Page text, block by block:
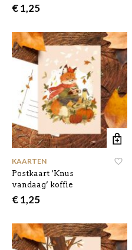
€1,25
KAARTEN
Postkaart ‘Knus
vandaag’ koffie
€1,25